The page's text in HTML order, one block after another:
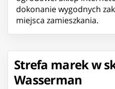
dokonanie wygodnych
miejsca zamieszkania.
Strefa marek w
Wasserman